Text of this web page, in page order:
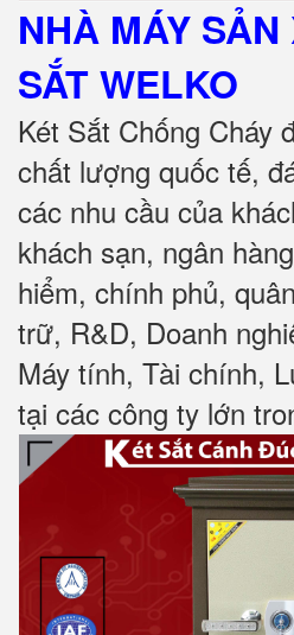
NHÀ MÁY
SẮTWELKO
Két Sắt Chống Cháy
chất lượng quốc tế,
các nhu cầu của
khách sạn, ngân
hiểm, chính phủ,
trữ, R&D, Doanh
Máy tính, Tài chính,
tại các công ty lớn